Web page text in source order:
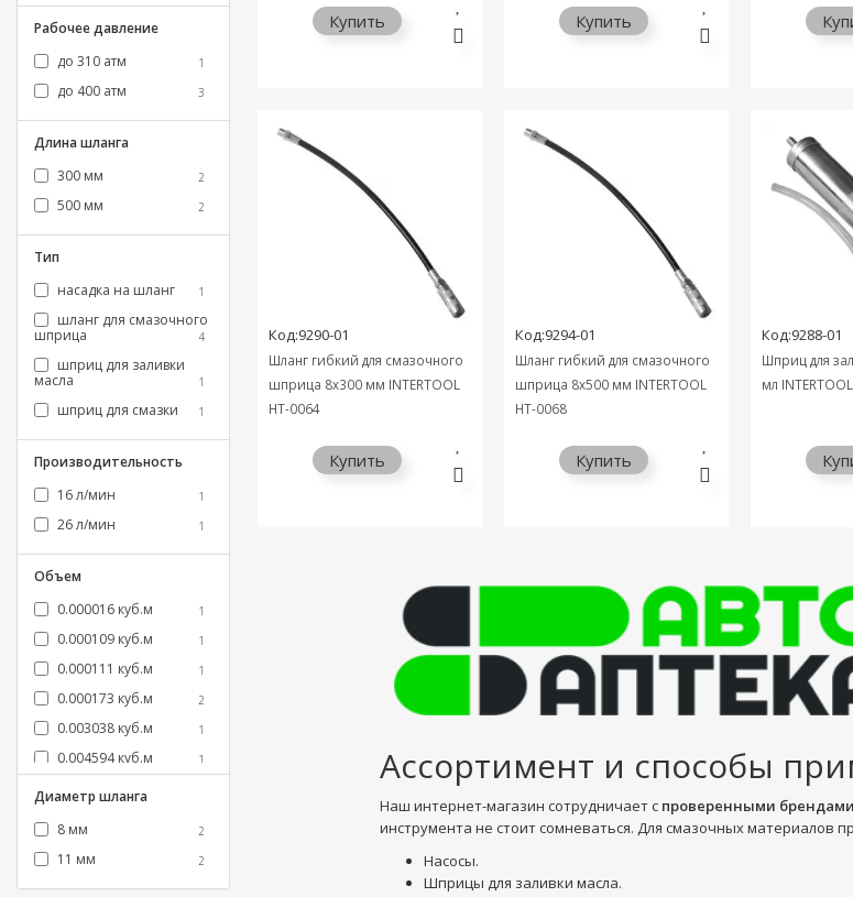
1.350 кг
Рабочее давление
до 310 атм
1
до 400 атм 3
Длина шланга
300 мм
2
500 мм 2
Тип
насадка на шланг
1
шланг для смазочного
шприца
4
шприц для заливки
масла
1
шприц для смазки 1
Производительность
16 л/мин
1
26 л/мин 1
Объем
0.000016 куб.м
1
0.000109 куб.м 1
0.000111 куб.м 1
0.000173 куб.м 2
0.003038 куб.м 1
0.004594 куб.м 1
Диаметр шланга
8 мм
2
11 мм 2
Купить Купить
Код:9290-01
Шланг гибкий для смазочного
шприца 8x300 мм INTERTOOL
HT-0064
Купить
Код:9294-01
Шланг гибкий для смазочного
шприца 8x500 мм INTERTOOL
HT-0068
Купить
Код:9288-01
Шприц для
мл
Ассортимент и способы
Наш интернет-магазин сотрудничает с проверенными брендами
инструмента не стоит сомневаться. Для смазочных материалов
Насосы.
Шприцы для заливки масла.